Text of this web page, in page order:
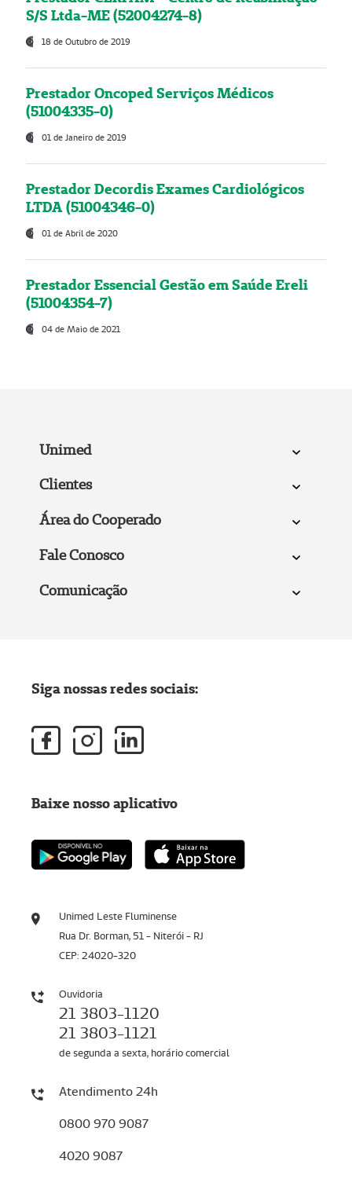
S/S Ltda-ME (52004274-8)
18 de Outubro de 2019
Prestador Oncoped Serviços Médicos
(51004335-0)
01 de Janeiro de 2019
Prestador Decordis Exames Cardiológicos
LTDA (51004346-0)
01 de Abril de 2020
Prestador Essencial Gestão em Saúde Ereli
(51004354-7)
04 de Maio de 2021
Unimed
Clientes
Área do Cooperado
Fale Conosco
Comunicação
Unimed Leste Fluminense
Rua Dr. Borman, 51 - Niterói - RJ
CEP: 24020-320
Ouvidoria
21 3803-1120
21 3803-1121
de segunda a sexta, horário comercial
Atendimento 24h
0800 970 9087
4020 9087
Siga nossas redes sociais:
Baixe nosso aplicativo